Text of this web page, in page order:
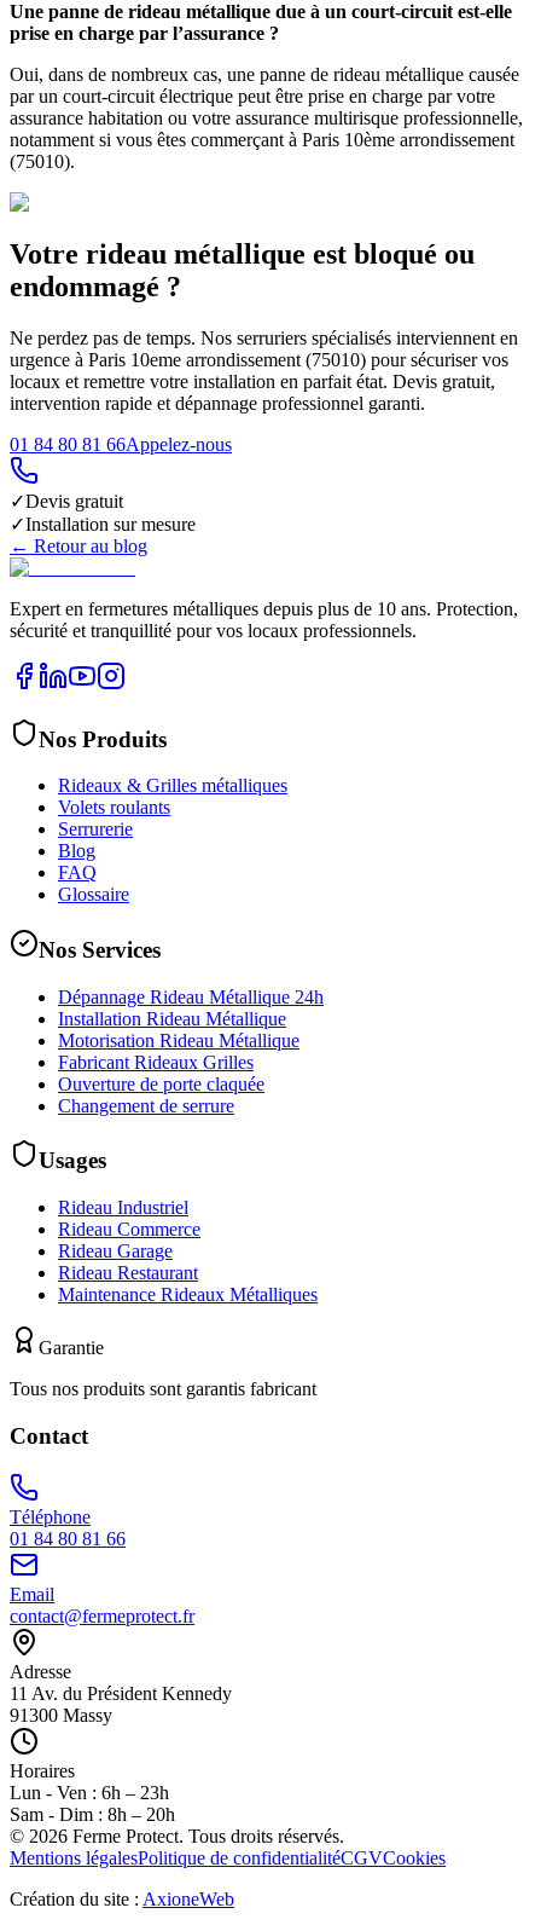
Une panne de rideau métallique due à un court-circuit est-elle
prise en charge par l’assurance ?
Oui, dans de nombreux cas, une panne de rideau métallique causée
par un court-circuit électrique peut être prise en charge par votre
assurance habitation ou votre assurance multirisque professionnelle,
notamment si vous êtes commerçant à Paris 10ème arrondissement
(75010).
Votre rideau métallique est bloqué ou
endommagé ?
Ne perdez pas de temps. Nos serruriers spécialisés interviennent en
urgence à Paris 10eme arrondissement (75010) pour sécuriser vos
locaux et remettre votre installation en parfait état. Devis gratuit,
intervention rapide et dépannage professionnel garanti.
01 84 80 81 66Appelez-nous
✓Devis gratuit
✓Installation sur mesure
← Retour au blog
Expert en fermetures métalliques depuis plus de 10 ans. Protection,
sécurité et tranquillité pour vos locaux professionnels.
Nos Produits
Rideaux & Grilles métalliques
Volets roulants
Serrurerie
Blog
FAQ
Glossaire
Nos Services
Dépannage Rideau Métallique 24h
Installation Rideau Métallique
Motorisation Rideau Métallique
Fabricant Rideaux Grilles
Ouverture de porte claquée
Changement de serrure
Usages
Rideau Industriel
Rideau Commerce
Rideau Garage
Rideau Restaurant
Maintenance Rideaux Métalliques
Garantie
Tous nos produits sont garantis fabricant
Contact
Téléphone
01 84 80 81 66
Email
contact@fermeprotect.fr
Adresse
11 Av. du Président Kennedy
91300 Massy
Horaires
Lun - Ven : 6h – 23h
Sam - Dim : 8h – 20h
© 2026 Ferme Protect. Tous droits réservés.
Mentions légalesPolitique de confidentialitéCGVCookies
Création du site : AxioneWeb